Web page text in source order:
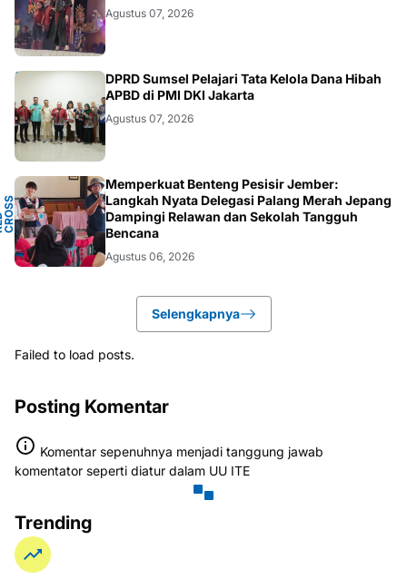
Agustus 07, 2026
ANEWS
DPRD Sumsel Pelajari Tata Kelola Dana Hibah
APBD di PMI DKI Jakarta
Agustus 07, 2026
N
S
TY
Memperkuat Benteng Pesisir Jember:
Langkah Nyata Delegasi Palang Merah Jepang
Dampingi Relawan dan Sekolah Tangguh
Bencana
Agustus 06, 2026
Selengkapnya
Failed to load posts.
Posting Komentar
Komentar sepenuhnya menjadi tanggung jawab
komentator seperti diatur dalam UU ITE
Trending